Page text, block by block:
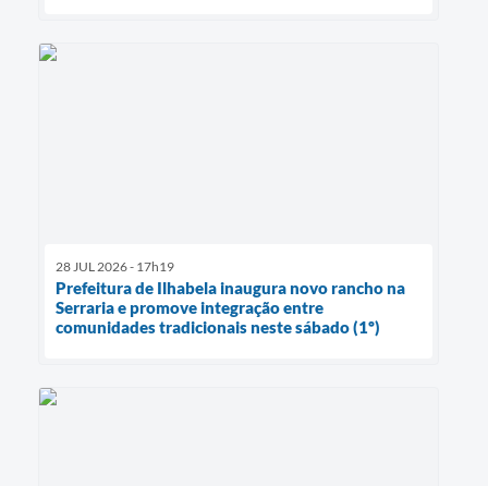
28 JUL 2026 - 17h19
Prefeitura de Ilhabela inaugura novo rancho na
Serraria e promove integração entre
comunidades tradicionais neste sábado (1º)